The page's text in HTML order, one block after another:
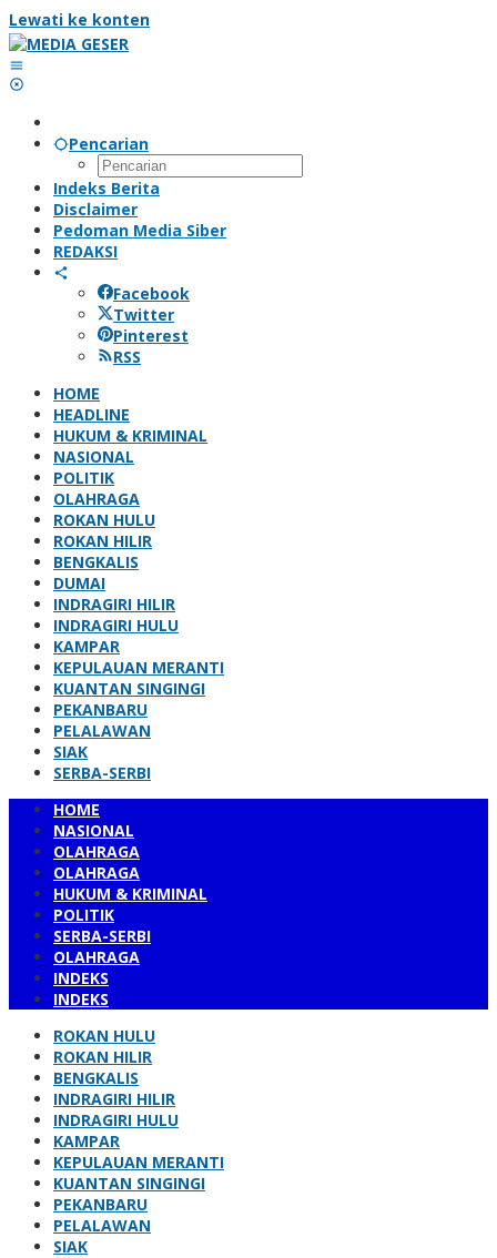
Lewati ke konten
Pencarian
Indeks Berita
Disclaimer
Pedoman Media Siber
REDAKSI
Facebook
Twitter
Pinterest
RSS
HOME
HEADLINE
HUKUM & KRIMINAL
NASIONAL
POLITIK
OLAHRAGA
ROKAN HULU
ROKAN HILIR
BENGKALIS
DUMAI
INDRAGIRI HILIR
INDRAGIRI HULU
KAMPAR
KEPULAUAN MERANTI
KUANTAN SINGINGI
PEKANBARU
PELALAWAN
SIAK
SERBA-SERBI
HOME
NASIONAL
OLAHRAGA
OLAHRAGA
HUKUM & KRIMINAL
POLITIK
SERBA-SERBI
OLAHRAGA
INDEKS
INDEKS
ROKAN HULU
ROKAN HILIR
BENGKALIS
INDRAGIRI HILIR
INDRAGIRI HULU
KAMPAR
KEPULAUAN MERANTI
KUANTAN SINGINGI
PEKANBARU
PELALAWAN
SIAK